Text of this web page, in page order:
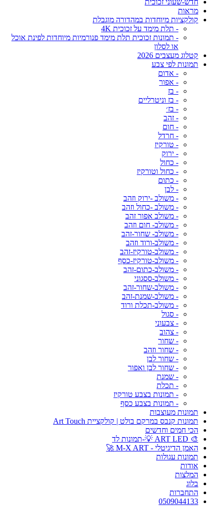
חדש-שעוני זכוכית
מראות
קולקציות מיוחדות במהדורה מוגבלת
- תלת מימד על זכוכית 4K
- תמונות זכוכית תלת מימד פנורמיות מיוחדות לפינת אוכל
או לסלון
קטלוג מעצבים 2026
תמונות לפי צבע
- אדום
- אפור
- בז
- בז וניטרליים
- בז׳
- זהב
- חום
- חרדל
- טורקיז
- ירוק
- כחול
- כחול וטורקיז
- כתום
- לבן
- משולב -ירוק וזהב
- משולב -כחול וזהב
- משולב אפור זהב
- משולב- חום וזהב
- משולב- שחור-זהב
- משולב-ורוד וזהב
- משולב-טורקיז-זהב
- משולב-טורקיז-כסף
- משולב-כתום-זהב
- משולב-ססגוני
- משולב-שחור-זהב
- משולב-שמנת-זהב
- משולב-תכלת ורוד
- סגול
- צבעוני
- צהוב
- שחור
- שחור וזהב
- שחור לבן
- שחור לבן ואפור
- שמנת
- תכלת
- תמונות בצבע טורקיז
- תמונות בצבע כסף
תמונות מעוצבות
תמונות קנבס במרקם בולט | קולקציית Art Touch
הכי חמים וחדשים
🎨 ART LED 💡-תמונות לד
האמן הדיגיטלי - M-X ART 🚀
תמונות עגולות
אודות
המלצות
בלוג
התחברות
0509044133